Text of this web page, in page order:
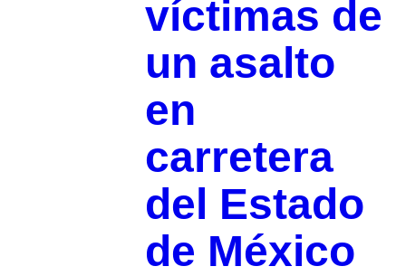
víctimas de
un asalto
en
carretera
del Estado
de México